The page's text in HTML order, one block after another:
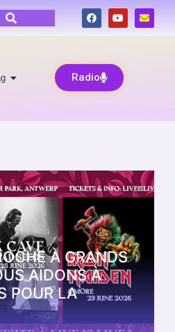
Radio
À GRANDS
AIDONS À
POUR LA